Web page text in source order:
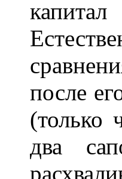
после
(только
два